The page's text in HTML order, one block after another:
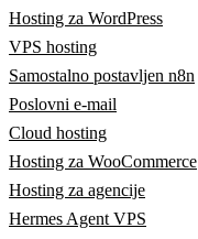
Hosting za WordPress
VPS hosting
Samostalno postavljen n8n
Poslovni e-mail
Cloud hosting
Hosting za WooCommerce
Hosting za agencije
Hermes Agent VPS